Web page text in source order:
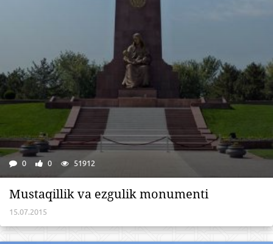
0 0 51912
Mustaqillik va ezgulik monumenti
15.07.2015